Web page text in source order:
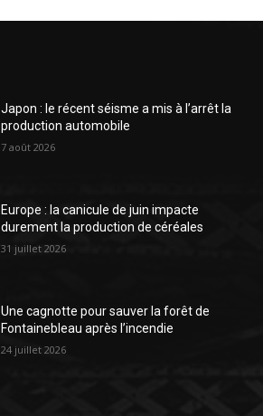
Japon : le récent séisme a mis à l’arrêt la
production automobile
7 août 2026
Europe : la canicule de juin impacte
durement la production de céréales
31 juillet 2026
Une cagnotte pour sauver la forêt de
Fontainebleau après l’incendie
24 juillet 2026